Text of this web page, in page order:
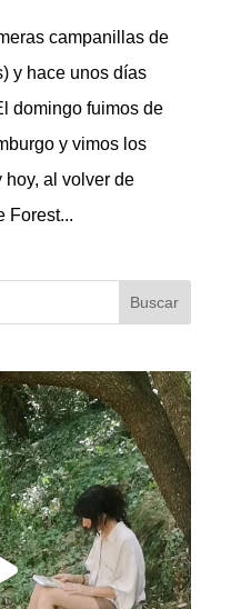
campanillas de
y hace unos días
domingo fuimos de
y vimos los
hoy, al volver de
Forest...
Buscar